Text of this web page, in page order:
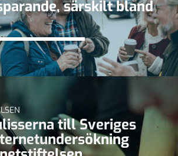
särskilt bland
till Sveriges